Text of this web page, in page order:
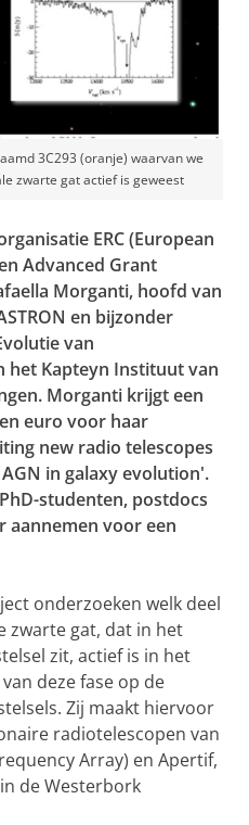
3C293 (oranje) waarvan we
zwarte gat actief is geweest
ERC (European
Advanced Grant
Morganti, hoofd van
en bijzonder
van
het Kapteyn Instituut van
Morganti krijgt een
euro voor haar
new radio telescopes
in galaxy evolution'.
studenten, postdocs
aannemen voor een
onderzoeken welk deel
zwarte gat, dat in het
zit, actief is in het
deze fase op de
Zij maakt hiervoor
radiotelescopen van
Array) en Apertif,
de Westerbork